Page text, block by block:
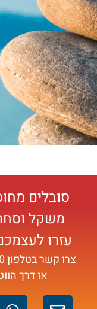
סובלים
משקל
עזרו
צרו קשר בטלפון
או דרך